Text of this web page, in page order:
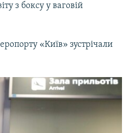
з боксу у ваговій
«Київ» зустрічали